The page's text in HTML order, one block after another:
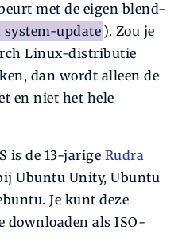
met de eigen blend-
system-update ). Zou je
Linux-distributie
dan wordt alleen de
en niet het hele
is de 13-jarige Rudra
Ubuntu Unity, Ubuntu
Je kunt deze
als ISO-